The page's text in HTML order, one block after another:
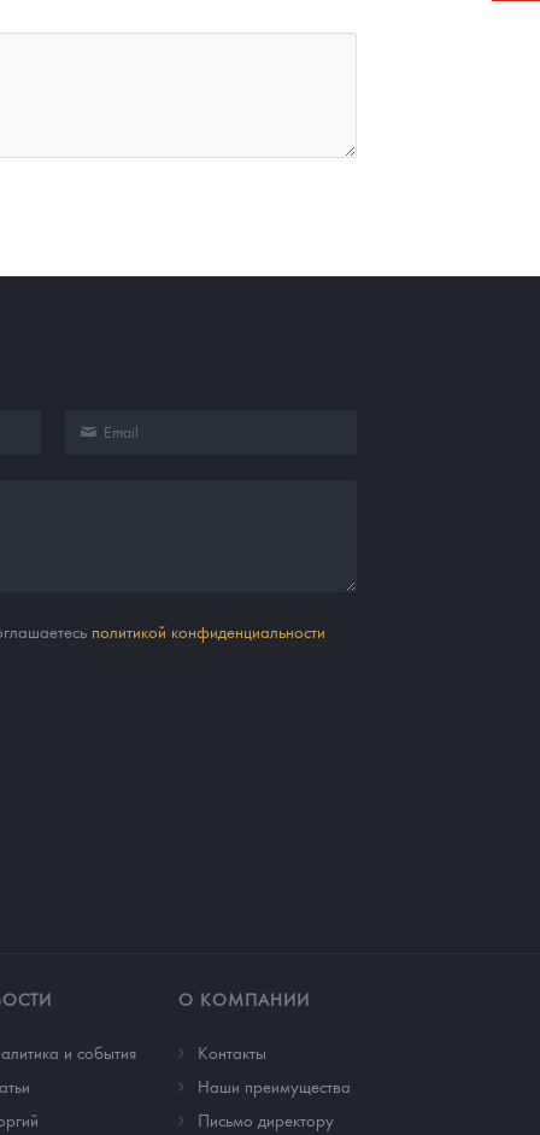
политикой конфиденциальности
и события
О КОМПАНИИ
Контакты
Наши преимущества
Письмо директору